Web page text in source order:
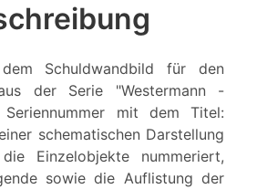
Schuldwandbild für den
der Serie "Westermann -
mit dem Titel:
schematischen Darstellung
Einzelobjekte nummeriert,
sowie die Auflistung der